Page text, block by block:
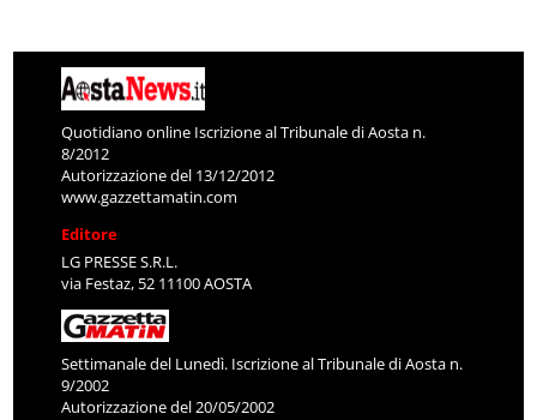
Quotidiano online Iscrizione al Tribunale di Aosta n.
8/2012
Autorizzazione del 13/12/2012
www.gazzettamatin.com
Editore
LG PRESSE S.R.L.
via Festaz, 52 11100 AOSTA
Settimanale del Lunedì. Iscrizione al Tribunale di Aosta n.
9/2002
Autorizzazione del 20/05/2002